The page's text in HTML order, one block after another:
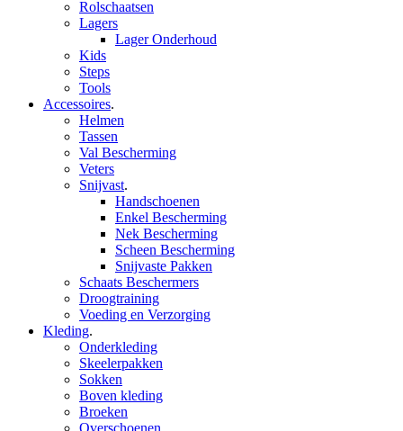
Rolschaatsen
Lagers
Lager Onderhoud
Kids
Steps
Tools
Accessoires.
Helmen
Tassen
Val Bescherming
Veters
Snijvast.
Handschoenen
Enkel Bescherming
Nek Bescherming
Scheen Bescherming
Snijvaste Pakken
Schaats Beschermers
Droogtraining
Voeding en Verzorging
Kleding.
Onderkleding
Skeelerpakken
Sokken
Boven kleding
Broeken
Overschoenen